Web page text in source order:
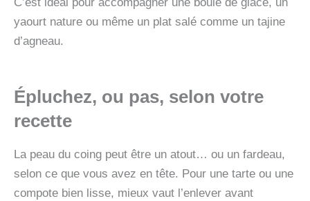
yaourt nature ou même un plat salé comme un tajine
d’agneau.
Épluchez, ou pas, selon votre
recette
La peau du coing peut être un atout… ou un fardeau,
selon ce que vous avez en tête. Pour une tarte ou une
compote bien lisse, mieux vaut l’enlever avant